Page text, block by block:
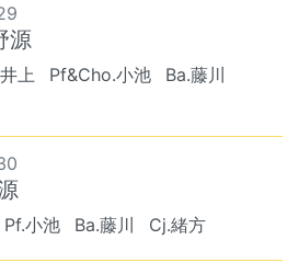
源
上 Pf&Cho.小池
Ba.藤川
Pf.小池 Ba.藤川 Cj.緒方